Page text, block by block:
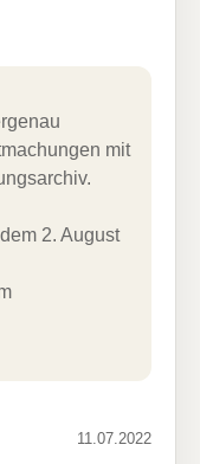
mit
2. August
11.07.2022